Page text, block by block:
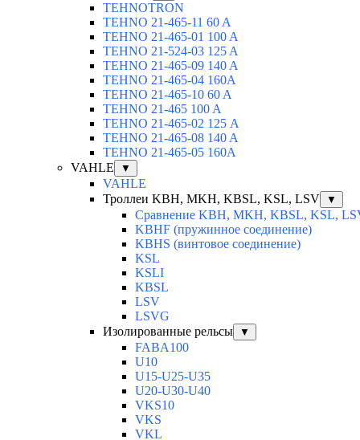
TEHNOTRON
TEHNO 21-465-11 60 A
TEHNO 21-465-01 100 A
TEHNO 21-524-03 125 A
TEHNO 21-465-09 140 A
TEHNO 21-465-04 160A
TEHNO 21-465-10 60 A
TEHNO 21-465 100 A
TEHNO 21-465-02 125 А
TEHNO 21-465-08 140 A
TEHNO 21-465-05 160A
VAHLE
▼
VAHLE
Троллеи KBH, MKH, KBSL, KSL, LSV
▼
Сравнение KBH, MKH, KBSL, KSL,
KBHF (пружинное соединение)
KBHS (винтовое соединение)
KSL
KSLI
KBSL
LSV
LSVG
Изолированные рельсы
▼
FABA100
U10
U15-U25-U35
U20-U30-U40
VKS10
VKS
VKL